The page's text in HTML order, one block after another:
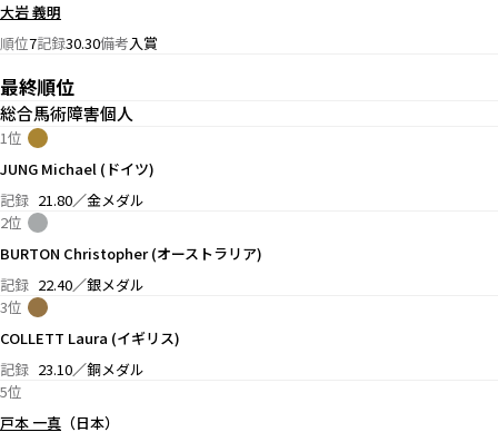
大岩 義明
順位7記録30.30備考入賞
最終順位
総合馬術障害個人
1位
JUNG Michael (ドイツ)
記録 21.80／金メダル
2位
BURTON Christopher (オーストラリア)
記録 22.40／銀メダル
3位
COLLETT Laura (イギリス)
記録 23.10／銅メダル
5位
戸本 一真 （日本）